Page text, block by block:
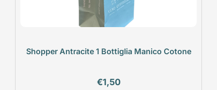
Shopper Antracite 1 Bottiglia Manico Cotone
€1,50